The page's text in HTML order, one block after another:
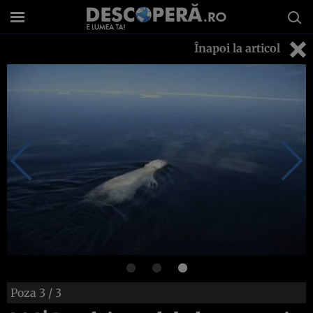
Înapoi la articol
Poza 3 / 3